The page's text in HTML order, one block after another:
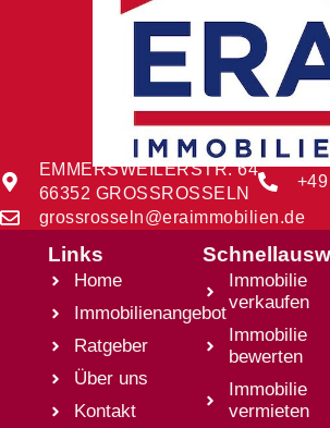
EMMERSWEILERSTR. 64
66352 GROSSROSSELN
grossrosseln@eraimmobilien.de
Links
Home
Immobilienangebot
Ratgeber
Über uns
Kontakt
Immobilie
verkaufen
Immobilie
bewerten
Immobilie
vermieten